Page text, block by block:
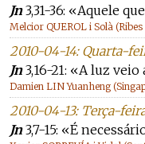
Jn3,31-36: «Aquele
Melcior QUEROL i Solà
2010-04-14: Quarta-
Jn3,16-21: «A luz
Damien LIN Yuanheng
2010-04-13: Terça-
Jn3,7-15: «É